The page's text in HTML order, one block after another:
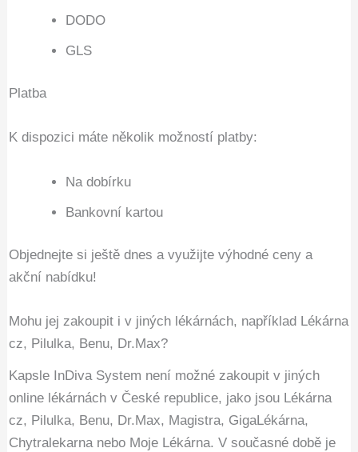
DODO
GLS
Platba
K dispozici máte několik možností platby:
Na dobírku
Bankovní kartou
Objednejte si ještě dnes a využijte výhodné ceny a
akční nabídku!
Mohu jej zakoupit i v jiných lékárnách, například Lékárna
cz, Pilulka, Benu, Dr.Max?
Kapsle InDiva System není možné zakoupit v jiných
online lékárnách v České republice, jako jsou Lékárna
cz, Pilulka, Benu, Dr.Max, Magistra, GigaLékárna,
Chytralekarna nebo Moje Lékárna. V současné době je